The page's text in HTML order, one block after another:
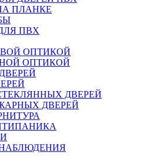
ПЛАНКЕ
ПВХ
ОПТИКОЙ
ОПТИКОЙ
ДВЕРЕЙ
ДВЕРЕЙ